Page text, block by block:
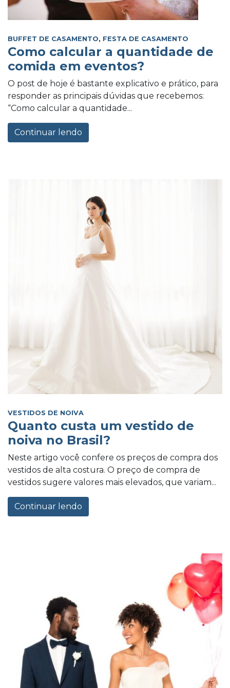
BUFFET DE CASAMENTO, FESTA DE CASAMENTO
Como calcular a quantidade de
comida em eventos?
O post de hoje é bastante explicativo e prático, para
responder as principais dúvidas que recebemos:
“Como calcular a quantidade...
Continuar lendo
VESTIDOS DE NOIVA
Quanto custa um vestido de
noiva no Brasil?
Neste artigo você confere os preços de compra dos
vestidos de alta costura. O preço de compra de
vestidos sugere valores mais elevados, que variam...
Continuar lendo